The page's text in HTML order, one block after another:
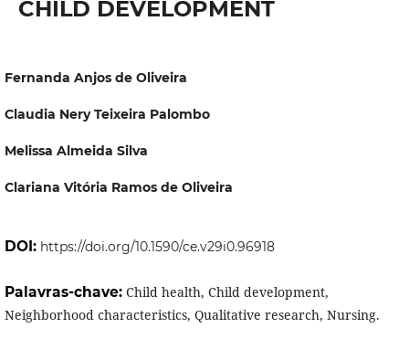
CHILD DEVELOPMENT
Fernanda Anjos de Oliveira
Claudia Nery Teixeira Palombo
Melissa Almeida Silva
Clariana Vitória Ramos de Oliveira
DOI: https://doi.org/10.1590/ce.v29i0.96918
Palavras-chave: Child health, Child development,
Neighborhood characteristics, Qualitative research, Nursing.